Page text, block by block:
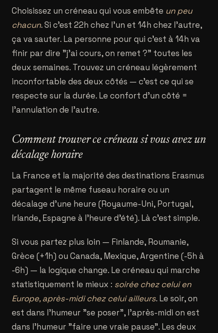
Choisissez un créneau qui vous embête un peu
chacun. Si c'est 22h chez l'un et 14h chez l'autre,
ça va sauter. La personne pour qui c'est à 14h va
finir par dire "j'ai cours, on remet ?" toutes les
deux semaines. Trouvez un créneau légèrement
inconfortable des deux côtés — c'est ce qui se
respecte sur la durée. Le confort d'un côté =
l'annulation de l'autre.
Comment trouver ce créneau si vous avez un
décalage horaire
La France et la majorité des destinations Erasmus
partagent le même fuseau horaire ou un
décalage d'une heure (Royaume-Uni, Portugal,
Irlande, Espagne à l'heure d'été). Là c'est simple.
Si vous partez plus loin — Finlande, Roumanie,
Grèce (+1h) ou Canada, Mexique, Argentine (-5h à
-6h) — la logique change. Le créneau qui marche
statistiquement le mieux : soirée chez celui en
Europe, après-midi chez celui ailleurs. Le soir, on
est dans l'humeur "se poser", l'après-midi on est
dans l'humeur "faire une vraie pause". Les deux